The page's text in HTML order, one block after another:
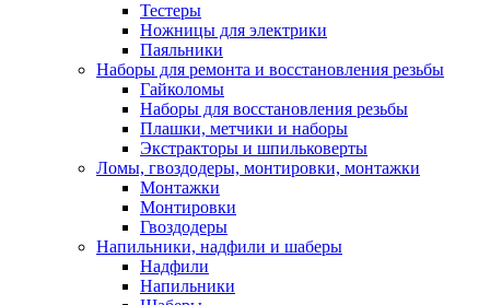
Тестеры
Ножницы для электрики
Паяльники
Наборы для ремонта и восстановления резьбы
Гайколомы
Наборы для восстановления резьбы
Плашки, метчики и наборы
Экстракторы и шпильковерты
Ломы, гвоздодеры, монтировки, монтажки
Монтажки
Монтировки
Гвоздодеры
Напильники, надфили и шаберы
Надфили
Напильники